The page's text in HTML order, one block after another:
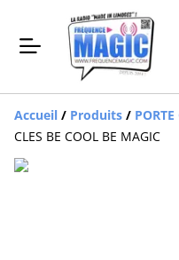
Accueil / Produits /
CLES BE COOL BE MAGIC